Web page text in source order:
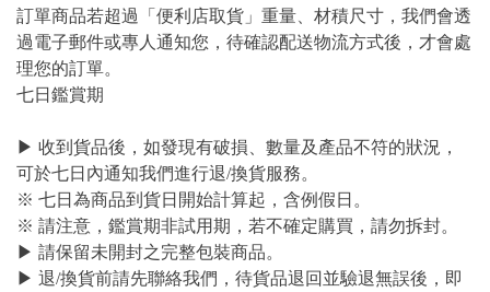
訂單商品若超過「便利店取貨」重量、材積尺寸，我們會透
過電子郵件或專人通知您，待確認配送物流方式後，才會處
理您的訂單。
七日鑑賞期
▶ 收到貨品後，如發現有破損、數量及產品不符的狀況，
可於七日內通知我們進行退/換貨服務。
※ 七日為商品到貨日開始計算起，含例假日。
※ 請注意，鑑賞期非試用期，若不確定購買，請勿拆封。
▶ 請保留未開封之完整包裝商品。
▶ 退/換貨前請先聯絡我們，待貨品退回並驗退無誤後，即